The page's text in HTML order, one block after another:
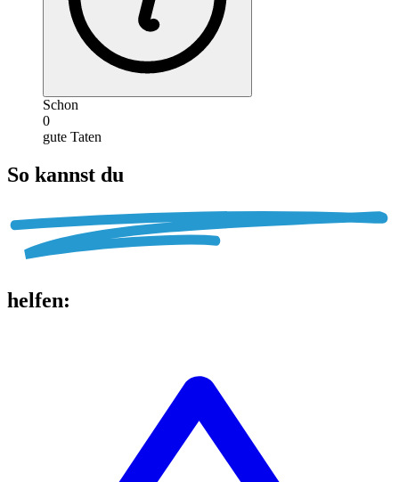
Schon
0
gute Taten
So kannst du
helfen: